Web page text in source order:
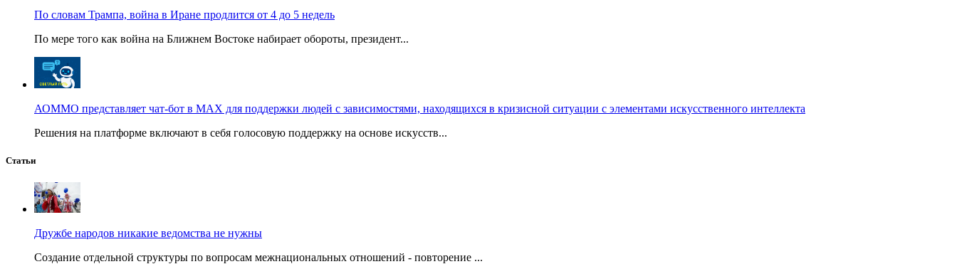
По словам Трампа, война в Иране продлится от 4 до 5 недель
По мере того как война на Ближнем Востоке набирает обороты, президент...
АОММО представляет чат-бот в MAX для поддержки людей с зависимостями, находящихся в кризисной ситуации с элементами искусственного интеллекта
Решения на платформе включают в себя голосовую поддержку на основе искусств...
Статьи
Дружбе народов никакие ведомства не нужны
Создание отдельной структуры по вопросам межнациональных отношений - повторение ...